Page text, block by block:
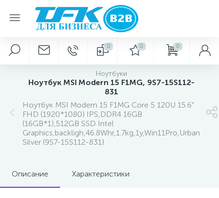
0 0 0
Ноутбуки
Ноутбук MSI Modern 15 F1MG, 9S7-15S112-
831
Ноутбук MSI Modern 15 F1MG Core 5 120U 15.6"
FHD (1920*1080) IPS,DDR4 16GB
(16GB*1),512GB SSD Intel
Graphics,backligh,46.8Whr,1.7kg,1y,Win11Pro,Urban
Silver (9S7-15S112-831)
Описание Характеристики